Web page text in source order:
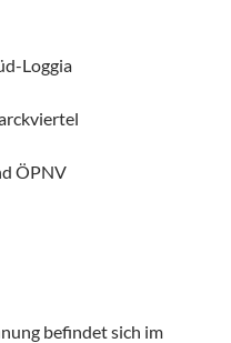
Loggia
ÖPNV
befindet sich im